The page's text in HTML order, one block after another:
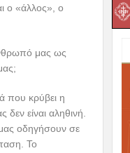
ο «άλλος», ο
μας ως
που κρύβει η
είναι αληθινή.
οδηγήσουν σε
Το